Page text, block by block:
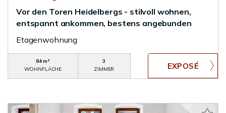
Vor den Toren Heidelbergs - stilvoll wohnen,
entspannt ankommen, bestens angebunden
Etagenwohnung
84 m²
WOHNFLÄCHE
3
ZIMMER